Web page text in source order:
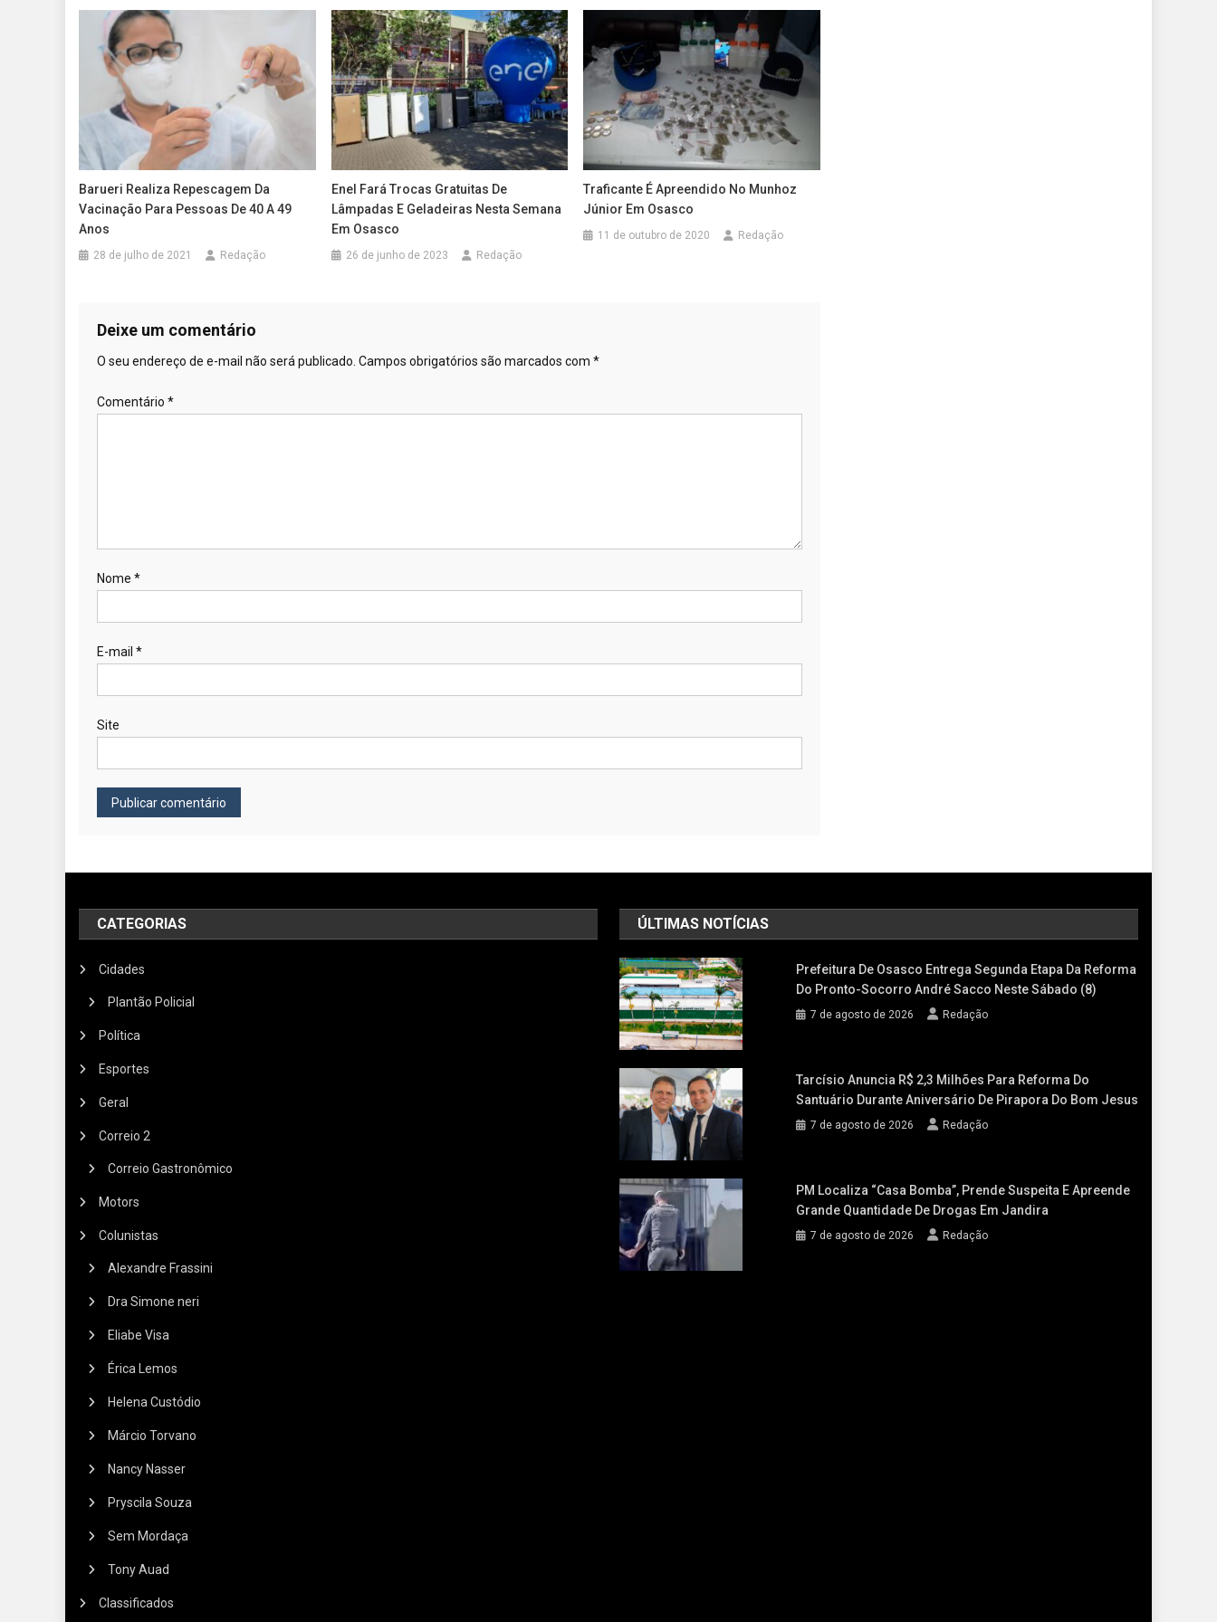
Barueri Realiza Repescagem Da
Vacinação Para Pessoas De 40 A 49
Anos
28 de julho de 2021 Redação
Enel Fará Trocas Gratuitas De
Lâmpadas E Geladeiras Nesta Semana
Em Osasco
26 de junho de 2023 Redação
Traficante É Apreendido No Munhoz
Júnior Em Osasco
11 de outubro de 2020 Redação
Deixe um comentário
O seu endereço de e-mail não será publicado. Campos obrigatórios são marcados com *
Comentário *
Nome *
E-mail *
Site
CATEGORIAS
Cidades
Plantão Policial
Política
Esportes
Geral
Correio 2
Correio Gastronômico
Motors
Colunistas
Alexandre Frassini
Dra Simone neri
Eliabe Visa
Érica Lemos
Helena Custódio
Márcio Torvano
Nancy Nasser
Pryscila Souza
Sem Mordaça
Tony Auad
Classificados
ÚLTIMAS NOTÍCIAS
Prefeitura De Osasco Entrega Segunda Etapa Da Reforma
Do Pronto-Socorro André Sacco Neste Sábado (8)
7 de agosto de 2026 Redação
Tarcísio Anuncia R$ 2,3 Milhões Para Reforma Do
Santuário Durante Aniversário De Pirapora Do Bom Jesus
7 de agosto de 2026 Redação
PM Localiza “casa Bomba”, Prende Suspeita E Apreende
Grande Quantidade De Drogas Em Jandira
7 de agosto de 2026 Redação